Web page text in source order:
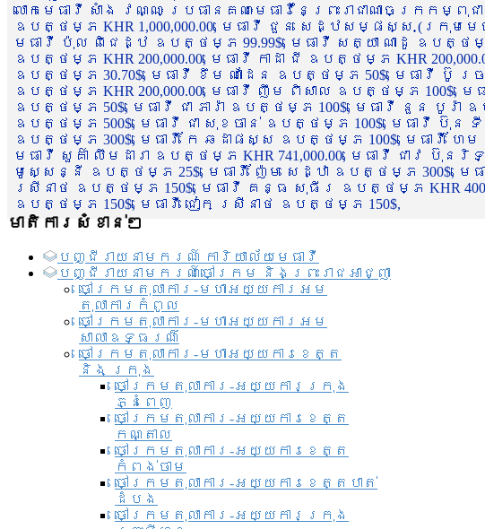
លោកមេធាវី សាំង វណ្ណៈ ប្រធានគណៈមេធាវីនៃព្រះរាជាណាចក្រក
ឧបត្ថម្ភ KHR 1,000,000.00, មេធាវី ជួន សេដ្ឋសម្ផស្ស (ក្រុ
មេធាវី ប៉ុល ពិជេដ្ឋ ឧបត្ថម្ភ 99.99$, មេធាវី សត្យា ណាដូ ឧបត្ថម្ភ
ឧបត្ថម្ភ KHR 200,000.00, មេធាវី កាដា ជី ឧបត្ថម្ភ KHR
ឧបត្ថម្ភ 30.70$, មេធាវី ខឹម ណាដែន ឧបត្ថម្ភ 50$, មេធាវី ប៊ូ
ឧបត្ថម្ភ KHR 200,000.00, មេធាវី ញឹម ពិសាល ឧបត្ថម្ភ 100$,
ឧបត្ថម្ភ 50$, មេធាវី ជា ភារ៉ា ឧបត្ថម្ភ 100$, មេធាវី នួន បូរ៉
ឧបត្ថម្ភ 500$, មេធាវី ជា សុខចាន់ ឧបត្ថម្ភ 100$, មេធាវី ប៊ុ
ឧបត្ថម្ភ 300$, មេធាវី កែ ឆដាផស្ស ឧបត្ថម្ភ 100$, មេធាវី ហ
មេធាវី សួគ៌ា លឹមដារា ឧបត្ថម្ភ KHR 741,000.00, មេធាវី ជាវ ប៊ុ
មូសេ្សន្នី ឧបត្ថម្ភ 25$, មេធាវី ញ៉ែម សេដ្ឋា ឧបត្ថម្ភ 300$, ម
ស្រីនាថ ឧបត្ថម្ភ 150$, មេធាវី គន្ធ សុធីរ ឧបត្ថម្ភ KHR
ឧបត្ថម្ភ 150$, មេធាវី ជៀក ស្រីនាថ ឧបត្ថម្ភ 150$,
មាតិការសំខាន់ៗ
បញ្ជី​រាយ​នាមករណ៍ ការិយាល័យ​មេធាវី​
បញ្ជី​រាយ​នាមករណ៍​ចៅក្រម និងព្រះរាជអាជ្ញា
ចៅក្រមតុលាការ-មហាអយ្យការអម
តុលាការកំពូល
ចៅក្រមតុលាការ-មហាអយ្យការអម
សាលាឧទ្ធរណ៏
ចៅក្រមតុលាការ-មហាអយ្យការខេត្ត
និង ក្រុង
ចៅក្រមតុលាការ-អយ្យការក្រុង
ភ្នំពេញ
ចៅក្រមតុលាការ-អយ្យការខេត្ត
កណ្តាល
ចៅក្រមតុលាការ-អយ្យការខេត្ត
កំពង់ចាម
ចៅក្រមតុលាការ-អយ្យការខេត្តបាត់
ដំបង
ចៅក្រមតុលាការ-អយ្យការ​ក្រុង